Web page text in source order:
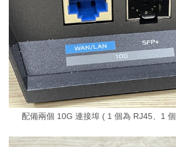
配備兩個 10G 連接埠 ( 1 個為 RJ45、1